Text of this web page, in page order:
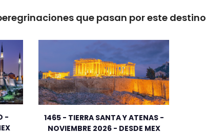
que pasan por este destino
-
1465 - TIERRA SANTA Y ATENAS -
NOVIEMBRE 2026 - DESDE MEX